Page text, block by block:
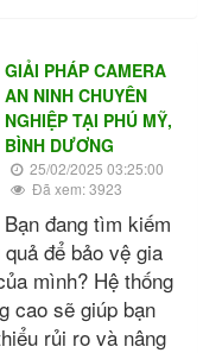
GIẢI PHÁP CAMERA
AN NINH CHUYÊN
NGHIỆP TẠI PHÚ MỸ,
BÌNH DƯƠNG
25/02/2025 03:25:00
Đã xem: 3923
Bạn đang tìm kiếm
để bảo vệ gia
mình? Hệ thống
cao sẽ giúp bạn
rủi ro và nâng